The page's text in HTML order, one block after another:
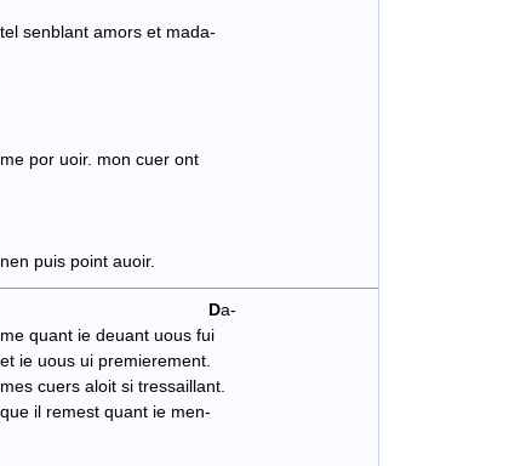
tel senblant amors et mada-
me por uoir. mon cuer ont
nen puis point auoir.
Da-
me quant ie deuant uous fui
et ie uous ui premierement.
mes cuers aloit si tressaillant.
que il remest quant ie men-